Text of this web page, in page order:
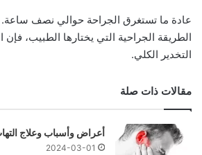
عادة ما تستغرق الجراحة حوالي نصف
الطريقة الجراحية التي يختارها الطبيب، فإن
التخدير الكلي.
مقالات ذات صلة
أعراض وأسباب وعلاج
2024-03-01